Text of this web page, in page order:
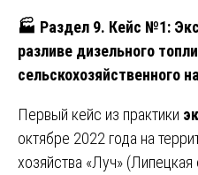
🏭 Раздел 9. Кейс №1:
разливе дизельного
сельскохозяйственного
Первый кейс из практики
октябре 2022 года на
хозяйства «Луч»